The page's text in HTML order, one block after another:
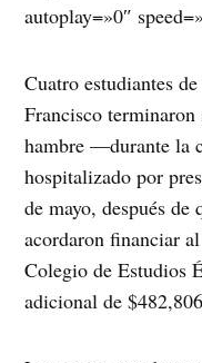
autoplay=»0″
Cuatro estudiantes
Francisco terminaron
hambre —durante la
hospitalizado por
de mayo, después
acordaron financiar
Colegio de Estudios
adicional de